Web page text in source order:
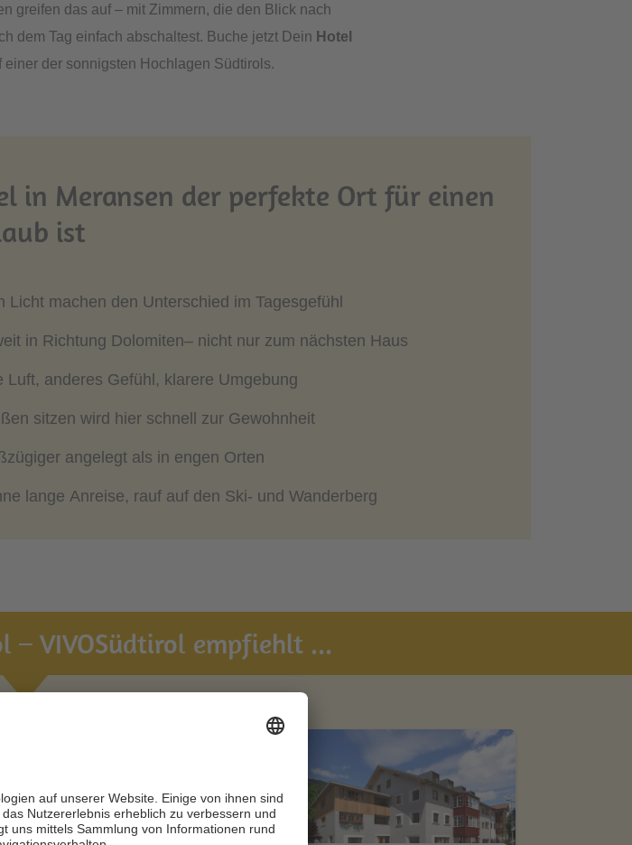
greifen das auf – mit Zimmern, die den Blick nach
dem Tag einfach abschaltest. Buche jetzt Dein Hotel
einer der sonnigsten Hochlagen Südtirols.
in Meransen der perfekte Ort für einen
ist
Licht machen den Unterschied im Tagesgefühl
in Richtung Dolomiten– nicht nur zum nächsten Haus
Luft, anderes Gefühl, klarere Umgebung
sitzen wird hier schnell zur Gewohnheit
angelegt als in engen Orten
lange Anreise, rauf auf den Ski- und Wanderberg
– VIVOSüdtirol empfiehlt ...